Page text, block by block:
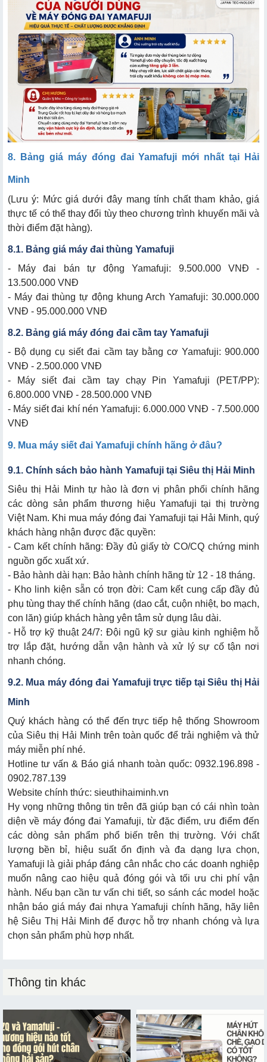
8. Bảng giá máy đóng đai Yamafuji mới nhất tại Hải
Minh
(Lưu ý: Mức giá dưới đây mang tính chất tham khảo, giá
thực tế có thể thay đổi tùy theo chương trình khuyến mãi và
thời điểm đặt hàng).
8.1. Bảng giá máy đai thùng Yamafuji
- Máy đai bán tự động Yamafuji: 9.500.000 VNĐ -
13.500.000 VNĐ
- Máy đai thùng tự động khung Arch Yamafuji: 30.000.000
VNĐ - 95.000.000 VNĐ
8.2. Bảng giá máy đóng đai cầm tay Yamafuji
- Bộ dụng cụ siết đai cầm tay bằng cơ Yamafuji: 900.000
VNĐ - 2.500.000 VNĐ
- Máy siết đai cầm tay chạy Pin Yamafuji (PET/PP):
6.800.000 VNĐ - 28.500.000 VNĐ
- Máy siết đai khí nén Yamafuji: 6.000.000 VNĐ - 7.500.000
VNĐ
9. Mua máy siết đai Yamafuji chính hãng ở đâu?
9.1. Chính sách bảo hành Yamafuji tại Siêu thị Hải Minh
Siêu thị Hải Minh tự hào là đơn vị phân phối chính hãng
các dòng sản phẩm thương hiệu Yamafuji tại thị trường
Việt Nam. Khi mua máy đóng đai Yamafuji tại Hải Minh, quý
khách hàng nhận được đặc quyền:
- Cam kết chính hãng: Đầy đủ giấy tờ CO/CQ chứng minh
nguồn gốc xuất xứ.
- Bảo hành dài hạn: Bảo hành chính hãng từ 12 - 18 tháng.
- Kho linh kiện sẵn có trọn đời: Cam kết cung cấp đầy đủ
phụ tùng thay thế chính hãng (dao cắt, cuộn nhiệt, bo mạch,
con lăn) giúp khách hàng yên tâm sử dụng lâu dài.
- Hỗ trợ kỹ thuật 24/7: Đội ngũ kỹ sư giàu kinh nghiệm hỗ
trợ lắp đặt, hướng dẫn vận hành và xử lý sự cố tận nơi
nhanh chóng.
9.2. Mua máy đóng đai Yamafuji trực tiếp tại Siêu thị Hải
Minh
Quý khách hàng có thể đến trực tiếp hệ thống Showroom
của Siêu thị Hải Minh trên toàn quốc để trải nghiệm và thử
máy miễn phí nhé.
Hotline tư vấn & Báo giá nhanh toàn quốc: 0932.196.898 -
0902.787.139
Website chính thức: sieuthihaiminh.vn
Hy vọng những thông tin trên đã giúp bạn có cái nhìn toàn
diện về máy đóng đai Yamafuji, từ đặc điểm, ưu điểm đến
các dòng sản phẩm phổ biến trên thị trường. Với chất
lượng bền bỉ, hiệu suất ổn định và đa dạng lựa chọn,
Yamafuji là giải pháp đáng cân nhắc cho các doanh nghiệp
muốn nâng cao hiệu quả đóng gói và tối ưu chi phí vận
hành. Nếu bạn cần tư vấn chi tiết, so sánh các model hoặc
nhận báo giá máy đai nhựa Yamafuji chính hãng, hãy liên
hệ Siêu Thị Hải Minh để được hỗ trợ nhanh chóng và lựa
chọn sản phẩm phù hợp nhất.
Thông tin khác